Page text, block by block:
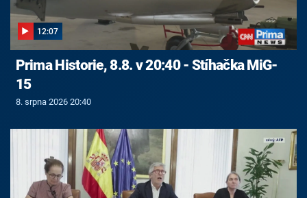
12:07
Prima Historie, 8.8. v 20:40 - Stíhačka MiG-
15
8. srpna 2026 20:40